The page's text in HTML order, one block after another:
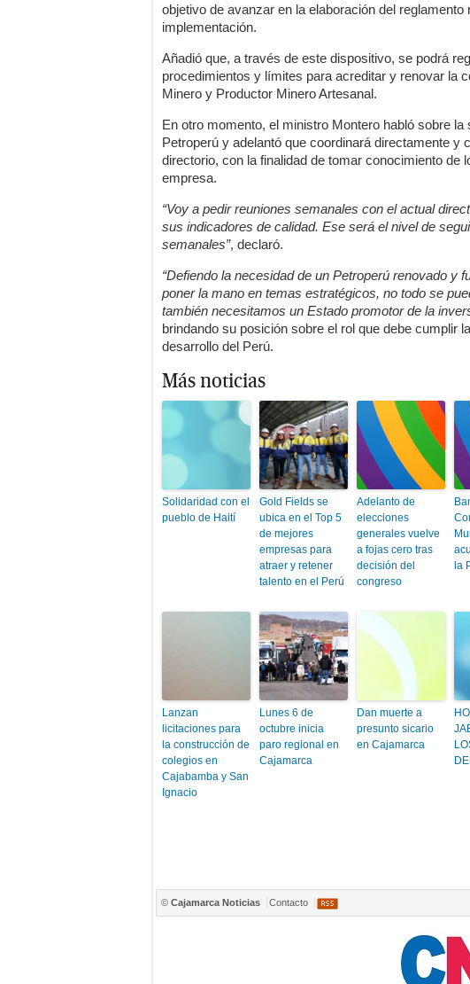
objetivo de avanzar en la elaboración del reglamento
implementación.
Añadió que, a través de este dispositivo, se podrá
procedimientos y límites para acreditar y renovar la
Minero y Productor Minero Artesanal.
En otro momento, el ministro Montero habló sobre
Petroperú y adelantó que coordinará directamente y
directorio, con la finalidad de tomar conocimiento de
empresa.
“Voy a pedir reuniones semanales con el actual
sus indicadores de calidad. Ese será el nivel de
semanales”, declaró.
“Defiendo la necesidad de un Petroperú renovado y
poner la mano en temas estratégicos, no todo se
también necesitamos un Estado promotor de la
brindando su posición sobre el rol que debe cumplir
desarrollo del Perú.
Más noticias
Solidaridad con el
pueblo de Haití
Gold Fields se
ubica en el Top 5
de mejores
empresas para
atraer y retener
talento en el Perú
Adelanto de
elecciones
generales vuelve
a fojas cero tras
decisión del
congreso
la
Lanzan
licitaciones para
la construcción de
colegios en
Cajabamba y San
Ignacio
Lunes 6 de
octubre inicia
paro regional en
Cajamarca
Dan muerte a
presunto sicario
en Cajamarca
© Cajamarca Noticias Contacto